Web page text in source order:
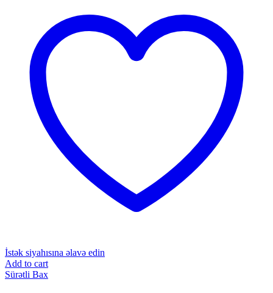
İstək siyahısına əlavə edin
Add to cart
Sürətli Bax